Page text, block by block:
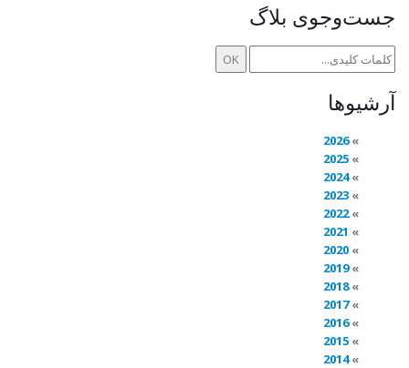
جست‌وجوی بلاگ
آرشیوها
2026
2025
2024
2023
2022
2021
2020
2019
2018
2017
2016
2015
2014